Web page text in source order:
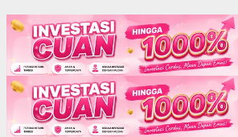
HOME
FILTER
BERITA
BIODATA
CERITA
CERPEN
EKSKLUSIF
FOTO
VIDEO
TIPS
MORE